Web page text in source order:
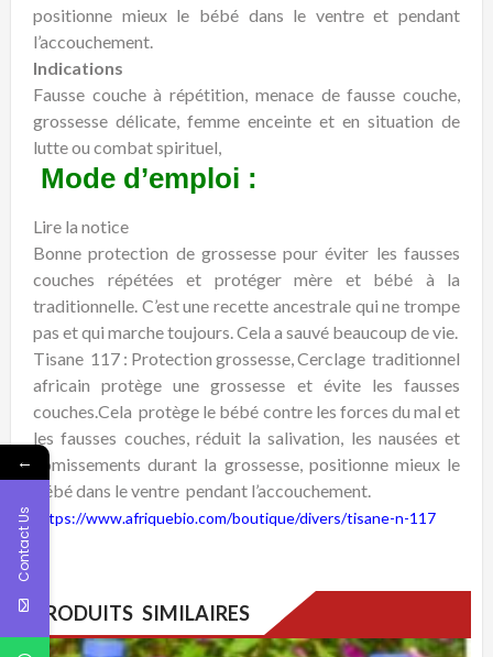
positionne mieux le bébé dans le ventre et pendant
l’accouchement.
Indications
Fausse couche à répétition, menace de fausse couche,
grossesse délicate, femme enceinte et en situation de
lutte ou combat spirituel,
Mode d’emploi :
Lire la notice
Bonne protection de grossesse pour éviter les fausses
couches répétées et protéger mère et bébé à la
traditionnelle. C’est une recette ancestrale qui ne trompe
pas et qui marche toujours. Cela a sauvé beaucoup de vie.
Tisane 117 : Protection grossesse, Cerclage traditionnel
africain protège une grossesse et évite les fausses
couches.Cela protège le bébé contre les forces du mal et
les fausses couches, réduit la salivation, les nausées et
vomissements durant la grossesse, positionne mieux le
bébé dans le ventre pendant l’accouchement.
https://www.afriquebio.com/boutique/divers/tisane-n-117
PRODUITS SIMILAIRES
←
Contact Us